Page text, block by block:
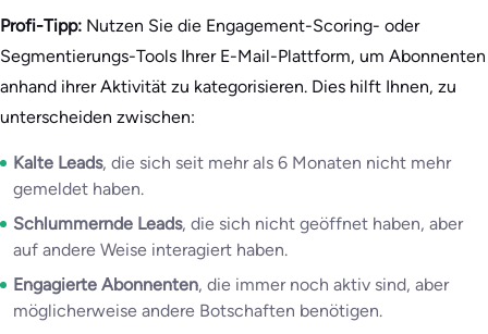
Profi-Tipp: Nutzen Sie die Engagement-Scoring- oder
Segmentierungs-Tools Ihrer E-Mail-Plattform, um Abonnenten
anhand ihrer Aktivität zu kategorisieren. Dies hilft Ihnen, zu
unterscheiden zwischen:
Kalte Leads, die sich seit mehr als 6 Monaten nicht mehr
gemeldet haben.
Schlummernde Leads, die sich nicht geöffnet haben, aber
auf andere Weise interagiert haben.
Engagierte Abonnenten, die immer noch aktiv sind, aber
möglicherweise andere Botschaften benötigen.